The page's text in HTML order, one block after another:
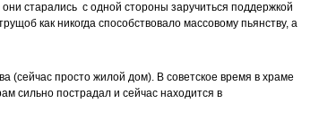
старались с одной стороны заручиться поддержкой
как никогда способствовало массовому пьянству, а
(сейчас просто жилой дом). В советское время в храме
сильно пострадал и сейчас находится в